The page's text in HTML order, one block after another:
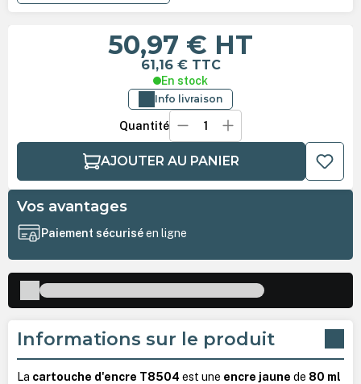
50,97 € HT
61,16 € TTC
En stock
Info livraison
Quantité
AJOUTER AU PANIER
Vos avantages
Paiement sécuriséen ligne
Informations sur le produit
La cartouche d'encre T8504 est une encre jaune de 80 ml